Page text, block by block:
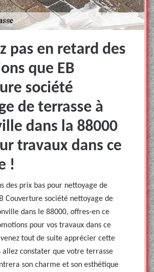
pas en retard des
que EB
société
de terrasse à
dans la 88000
travaux dans ce
!
des prix bas pour nettoyage de
Couverture société nettoyage de
dans le 88000, offres-en ce
pour vos travaux dans ce
tout de suite apprécier cette
allez constater que votre terrasse
son charme et son esthétique